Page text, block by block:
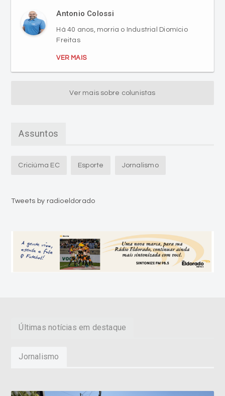
Antonio Colossi
Há 40 anos, morria o Industrial Diomício
Freitas
VER MAIS
Ver mais sobre colunistas
Assuntos
Criciúma EC Esporte Jornalismo
Tweets by radioeldorado
Últimas notícias em destaque
Jornalismo